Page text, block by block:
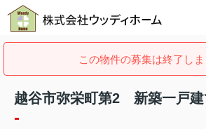
この物件の募集は終了しま
越谷市弥栄町第2 新築一戸建
-